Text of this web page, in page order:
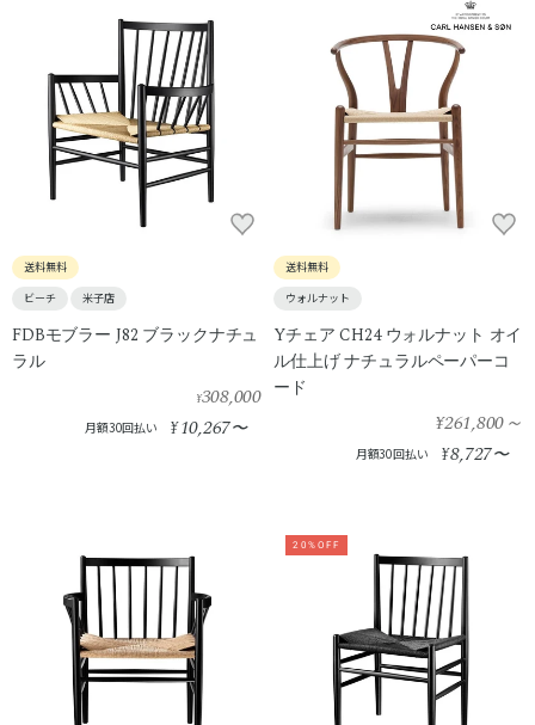
送料無料
ビーチ
米子店
FDBモブラー J82 ブラックナチュ
ラル
¥308,000
月額30回払い ¥10,267〜
送料無料
ウォルナット
Yチェア CH24 ウォルナット オイ
ル仕上げ ナチュラルペーパーコ
ード
¥261,800～
月額30回払い ¥8,727〜
20%OFF